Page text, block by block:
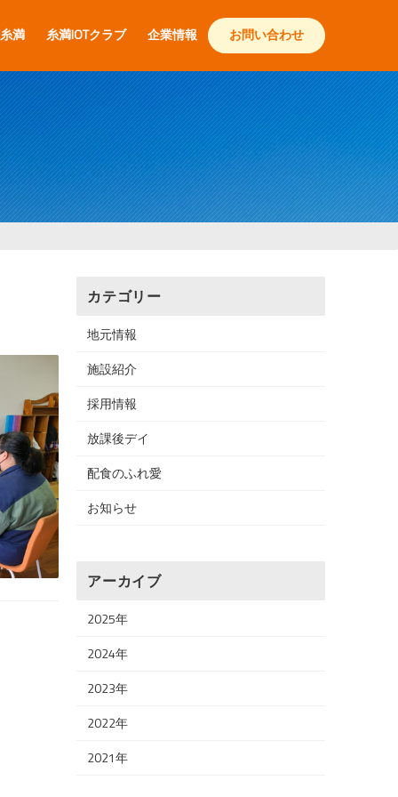
満 糸満IOTクラブ 企業情報 お問い合わせ
カテゴリー
地元情報
施設紹介
採用情報
放課後デイ
配食のふれ愛
お知らせ
アーカイブ
2025年
2024年
2023年
2022年
2021年